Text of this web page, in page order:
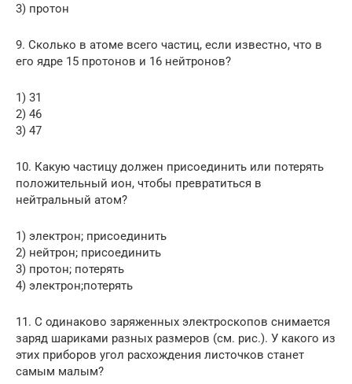
3) протон
9. Сколько в атоме всего частиц, если известно, что в
его ядре 15 протонов и 16 нейтронов?
1) 31
2) 46
3) 47
10. Какую частицу должен присоединить или потерять
положительный ион, чтобы превратиться в
нейтральный атом?
1) электрон; присоединить
2) нейтрон; присоединить
3) протон; потерять
4) электрон;потерять
11. С одинаково заряженных электроскопов снимается
заряд шариками разных размеров (см. рис.). У какого из
этих приборов угол расхождения листочков станет
самым малым?